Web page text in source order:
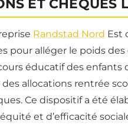
ET CHÈQUES
Randstad Nord Est
pour alléger le poids
éducatif des enfants
allocations rentrée
Ce dispositif a été
et d’efficacité